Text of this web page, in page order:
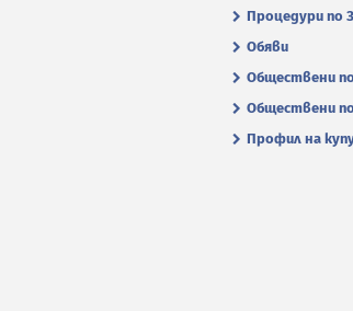
Процедури по
Обяви
Обществени
Обществени
Профил на